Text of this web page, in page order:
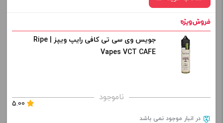
کپی
نیکوتین:
برای فعال شدن سبد خرید و نمایش قیمت ، گزینه های محصول را
جویس وی سی تی کافی رایپ ویپز | Ripe
Vapes VCT CAFE
ناموجود
5.00
در انبار موجود نمی باشد